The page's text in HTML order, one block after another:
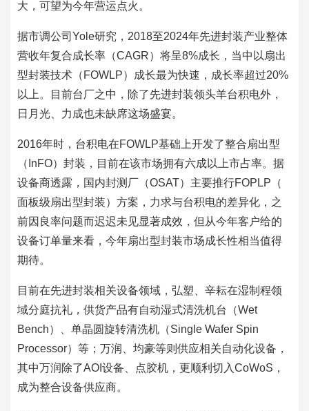
大，可望为今年营运点火。
据市调公司Yole研究，2018至2024年先进封装产业整体
营收年复合成长率（CAGR）将呈8%成长，当中以扇出
型封装技术（FOWLP）成长最为快速，成长率超过20%
以上。目前台厂之中，除了先进封装领头羊台积电外，
日月光、力成也未缺席这场盛宴。
2016年时，台积电在FOWLP基础上开发了整合扇出型
（InFO）封装，目前在该市场拥有六成以上市占率。据
设备商透露，国内封测厂（OSAT）主要推行FOPLP（
面板级扇出型封装）方案，力求与台积电的差异化，之
前因良率问题而迟迟未见显著成效，但从今年客户给的
设备订单量来看，今年扇出型封装市场成长性相当值得
期待。
目前在先进封装相关设备领域，弘塑、辛耘在湿制程领
域分庭抗礼，供货产品有自动湿式清洗机台（Wet
Bench）、单晶圆旋转清洗机（Single Wafer Spin
Processor）等；万润、均豪等则供应相关自动化设备，
其中万润除了AOI设备、点胶机，更顺利切入CoWoS，
成为整合设备供应商。